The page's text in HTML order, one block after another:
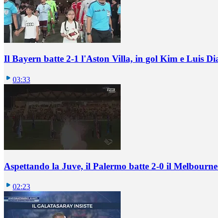
Il Bayern batte 2-1 l'Aston Villa, in gol Kim e Luis
03:33
Aspettando la Juve, il Palermo batte 2-0 il
02:23